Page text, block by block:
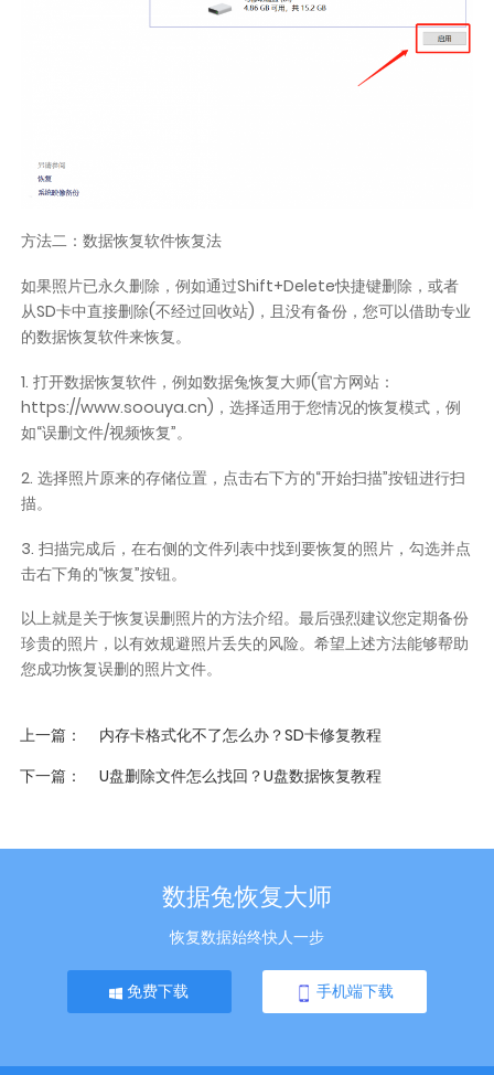
方法二：数据恢复软件恢复法
如果照片已永久删除，例如通过Shift+Delete快捷键删除，或者
从SD卡中直接删除(不经过回收站)，且没有备份，您可以借助专业
的数据恢复软件来恢复。
1. 打开数据恢复软件，例如数据兔恢复大师(官方网站：
https://www.soouya.cn)，选择适用于您情况的恢复模式，例
如“误删文件/视频恢复”。
2. 选择照片原来的存储位置，点击右下方的“开始扫描”按钮进行扫
描。
3. 扫描完成后，在右侧的文件列表中找到要恢复的照片，勾选并点
击右下角的“恢复”按钮。
以上就是关于恢复误删照片的方法介绍。最后强烈建议您定期备份
珍贵的照片，以有效规避照片丢失的风险。希望上述方法能够帮助
您成功恢复误删的照片文件。
上一篇
内存卡格式化不了怎么办？SD卡修复教程
下一篇
U盘删除文件怎么找回？U盘数据恢复教程
数据兔恢复大师
恢复数据始终快人一步
免费下载 手机端下载